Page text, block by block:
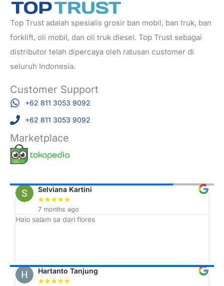
Top Trust adalah spesialis grosir ban mobil, ban truk, ban
forklift, oli mobil, dan oli truk diesel. Top Trust sebagai
distributor telah dipercaya oleh ratusan customer di
seluruh Indonesia.
Customer Support
+62 811 3053 9092
+62 811 3053 9092
Marketplace
Selviana Kartini
★★★★★
7 months ago
Halo salam sa dari flores
Hartanto Tanjung
★★★★★